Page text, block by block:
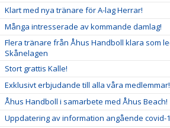
Klart med nya tränare för A-lag Herrar!
Många intresserade av kommande damlag!
Flera tränare från Åhus Handboll klara som
Skånelagen
Stort grattis Kalle!
Exklusivt erbjudande till alla våra medlemmar!
Åhus Handboll i samarbete med Åhus Beach!
Uppdatering av information angående covid-